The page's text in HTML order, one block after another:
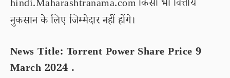
hindi.Maharashtranama.com किसी भी वित्तीय
नुकसान के लिए जिम्मेदार नहीं होंगे।
News Title: Torrent Power Share Price 9
March 2024 .